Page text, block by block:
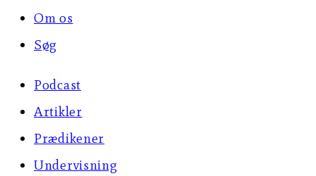
Om os
Søg
Podcast
Artikler
Prædikener
Undervisning